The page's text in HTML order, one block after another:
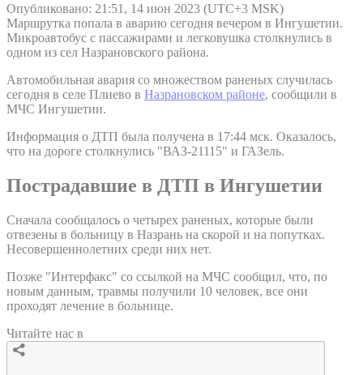
Опубликовано: 21:51, 14 июн 2023 (UTC+3 MSK)
Маршрутка попала в аварию сегодня вечером в Ингушетии.
Микроавтобус с пассажирами и легковушка столкнулись в
одном из сел Назрановского района.
Автомобильная авария со множеством раненых случилась
сегодня в селе Плиево в Назрановском районе, сообщили в
МЧС Ингушетии.
Информация о ДТП была получена в 17:44 мск. Оказалось,
что на дороге столкнулись "ВАЗ-21115" и ГАЗель.
Пострадавшие в ДТП в Ингушетии
Сначала сообщалось о четырех раненых, которые были
отвезены в больницу в Назрань на скорой и на попутках.
Несовершеннолетних среди них нет.
Позже "Интерфакс" со ссылкой на МЧС сообщил, что, по
новым данным, травмы получили 10 человек, все они
проходят лечение в больнице.
Читайте нас в